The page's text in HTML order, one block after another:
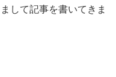
して記事を書いてきま